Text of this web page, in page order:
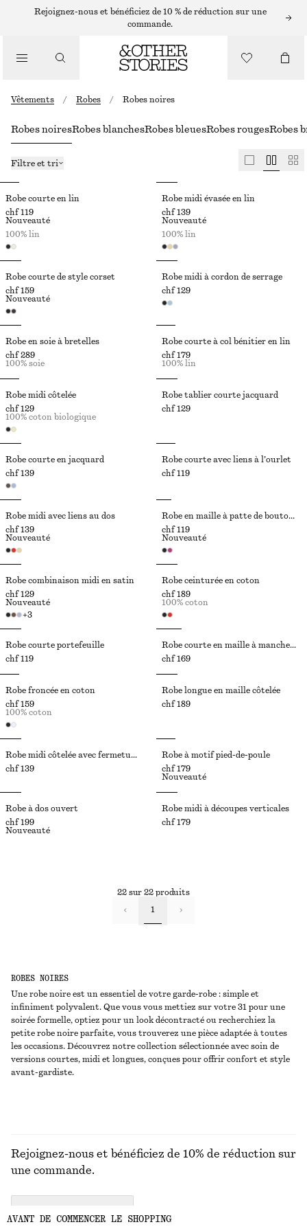
Rejoignez-nous et bénéficiez de 10 % de réduction sur une
commande.
Vêtements / Robes / Robes noires
ROBES NOIRES
Une robe noire est un essentiel de votre garde-robe : simple et
infiniment polyvalent. Que vous vous mettiez sur votre 31 pour une
soirée formelle, optiez pour un look décontracté ou recherchiez la
petite robe noire parfaite, vous trouverez une pièce adaptée à toutes
les occasions. Découvrez notre collection sélectionnée avec soin de
versions courtes, midi et longues, conçues pour offrir confort et style
avant-gardiste.
Robes noiresRobes blanchesRobes bleuesRobes rougesRobes
Filtre et tri
Robe courte en lin
chf 119
Nouveauté
100% lin
Robe midi évasée en lin
chf 139
Nouveauté
100% lin
Robe courte de style corset
chf 159
Nouveauté
Robe midi à cordon de serrage
chf 129
Robe en soie à bretelles
chf 289
100% soie
Robe courte à col bénitier en lin
chf 179
100% lin
Robe midi côtelée
chf 129
100% coton biologique
Robe tablier courte jacquard
chf 129
Robe courte en jacquard
chf 139
Robe courte avec liens à l’ourlet
chf 119
Robe midi avec liens au dos
chf 139
Nouveauté
Robe en maille à patte de boutonnage
chf 119
Nouveauté
Robe combinaison midi en satin
chf 129
+3
Nouveauté
Robe ceinturée en coton
chf 189
100% coton
Robe courte portefeuille
chf 119
Robe courte en maille à manches sculpturales
chf 169
Robe froncée en coton
chf 159
100% coton
Robe longue en maille côtelée
chf 189
Robe midi côtelée avec fermeture éclair à l’avant
chf 139
Robe à motif pied-de-poule
chf 179
Nouveauté
Robe à dos ouvert
chf 199
Nouveauté
Robe midi à découpes verticales
chf 179
22 sur 22 produits
1
Rejoignez-nous et bénéficiez de 10% de réduction sur
une commande.
AVANT DE COMMENCER LE SHOPPING